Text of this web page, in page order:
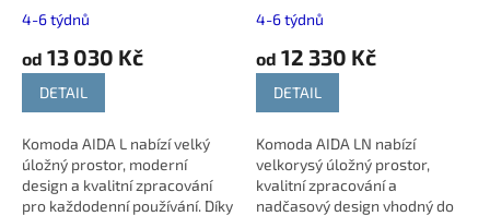
4-6 týdnů
od 13 030 Kč
DETAIL
Komoda AIDA L nabízí velký
úložný prostor, moderní
design a kvalitní zpracování
pro každodenní používání. Díky
4-6 týdnů
od 12 330 Kč
DETAIL
Komoda AIDA LN nabízí
velkorysý úložný prostor,
kvalitní zpracování a
nadčasový design vhodný do